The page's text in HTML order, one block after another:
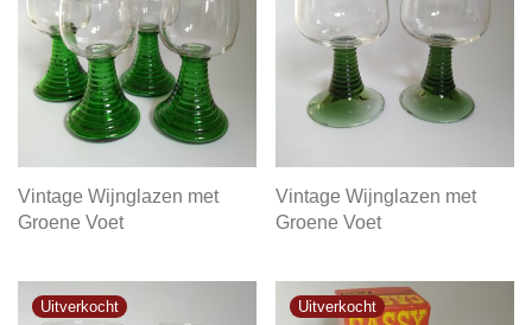
Vintage Wijnglazen met
Groene Voet
Vintage Wijnglazen met
Groene Voet